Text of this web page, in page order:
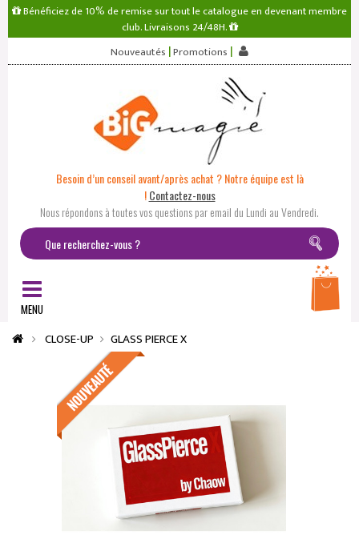
Bénéficiez de 10% de remise sur tout le catalogue en devenant membre
club. Livraisons 24/48H.
Nouveautés |Promotions |
Besoin d’un conseil avant/après achat ? Notre équipe est là
! Contactez-nous
Nous répondons à toutes vos questions par email du Lundi au Vendredi.
MENU
CLOSE-UP GLASS PIERCE X